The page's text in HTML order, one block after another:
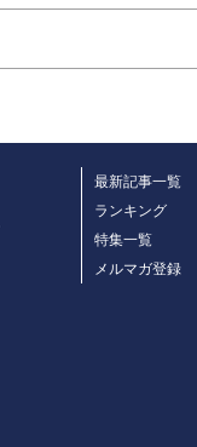
最新記事一覧
ランキング
特集一覧
メルマガ登録